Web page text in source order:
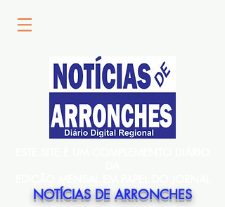
NOTÍCIAS DE ARRONCHES